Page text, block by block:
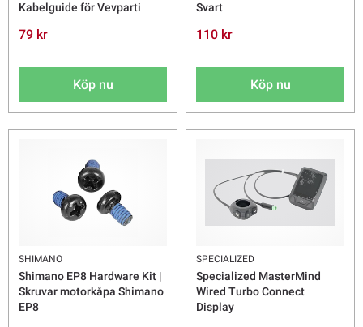
Kabelguide för Vevparti
79 kr
Köp nu
Svart
110 kr
Köp nu
SHIMANO
Shimano EP8 Hardware Kit |
Skruvar motorkåpa Shimano
EP8
SPECIALIZED
Specialized MasterMind
Wired Turbo Connect
Display